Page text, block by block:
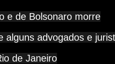
e de Bolsonaro morre
advogados e
de Janeiro